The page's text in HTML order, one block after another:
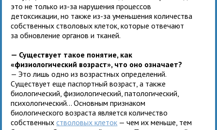
это не только из-за нарушения процессов
детоксикации, но также из-за уменьшения количества
собственных стволовых клеток, которые отвечают
за обновление органов и тканей.
— Существует такое понятие, как
«физиологический возраст», что оно означает?
— Это лишь одно из возрастных определений.
Существует еще паспортный возраст, а также
биологический, физиологический, патологический,
психологический... Основным признаком
биологического возраста является количество
собственныхстволовых клеток — чем их меньше, тем